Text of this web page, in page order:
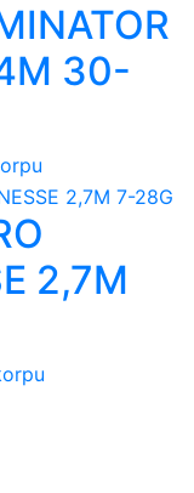
30-
2,7M